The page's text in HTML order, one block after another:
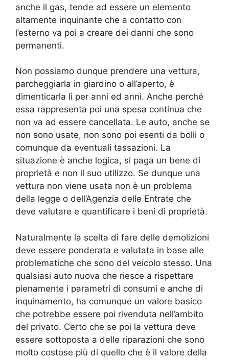
anche il gas, tende ad essere un elemento
altamente inquinante che a contatto con
l’esterno va poi a creare dei danni che sono
permanenti.
Non possiamo dunque prendere una vettura,
parcheggiarla in giardino o all’aperto, è
dimenticarla li per anni ed anni. Anche perché
essa rappresenta poi una spesa continua che
non va ad essere cancellata. Le auto, anche se
non sono usate, non sono poi esenti da bolli o
comunque da eventuali tassazioni. La
situazione è anche logica, si paga un bene di
proprietà e non il suo utilizzo. Se dunque una
vettura non viene usata non è un problema
della legge o dell’Agenzia delle Entrate che
deve valutare e quantificare i beni di proprietà.
Naturalmente la scelta di fare delle demolizioni
deve essere ponderata e valutata in base alle
problematiche che sono del veicolo stesso. Una
qualsiasi auto nuova che riesce a rispettare
pienamente i parametri di consumi e anche di
inquinamento, ha comunque un valore basico
che potrebbe essere poi rivenduta nell’ambito
del privato. Certo che se poi la vettura deve
essere sottoposta a delle riparazioni che sono
molto costose più di quello che è il valore della